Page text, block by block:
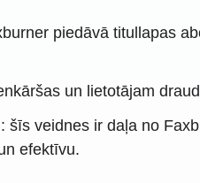
piedāvā titullapas
un lietotājam
šīs veidnes ir daļa no
efektīvu.